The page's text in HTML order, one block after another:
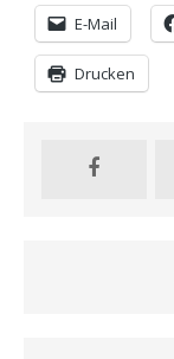
E-Mail
Drucken